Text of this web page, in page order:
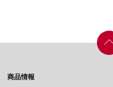
商品情報